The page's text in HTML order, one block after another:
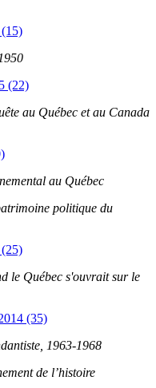
(22)
au Québec et au Canada
au Québec
politique du
le Québec s'ouvrait sur le
(35)
1963-1968
de l’histoire